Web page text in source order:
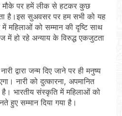
मौके पर हमें लीक से हटकर कुछ
है।इस सुअवसर पर हम सभी को यह
महिलाओं को सम्मान की दृष्टि साथ
हो रहे अन्याय के विरुद्ध एकजुटता
द्वारा जन्म दिए जाने पर ही मनुष्य
नारी को दुत्कारना, अपमानित
भारतीय संस्कृति में महिलाओं को
हुए सम्मान दिया गया है।